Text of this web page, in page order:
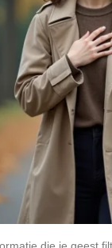
die je geest